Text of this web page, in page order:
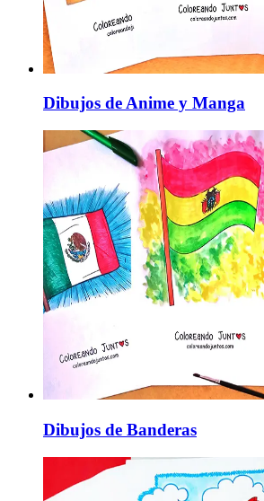
Dibujos de Anime y Manga
Dibujos de Banderas